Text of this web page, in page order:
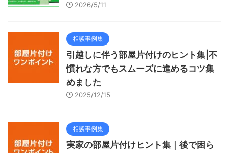
2026/5/11
相談事例集
引越しに伴う部屋片付けのヒント集|不
慣れな方でもスムーズに進めるコツ集
めました
2025/12/15
相談事例集
実家の部屋片付けヒント集｜後で困ら